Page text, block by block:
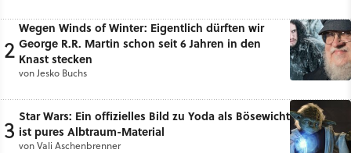
2
Wegen Winds of Winter: Eigentlich dürften wir
George R.R. Martin schon seit 6 Jahren in den
Knast stecken
vonJesko Buchs
3 Star Wars: Ein offizielles Bild zu Yoda als Bösewicht
ist pures Albtraum-Material
vonVali Aschenbrenner